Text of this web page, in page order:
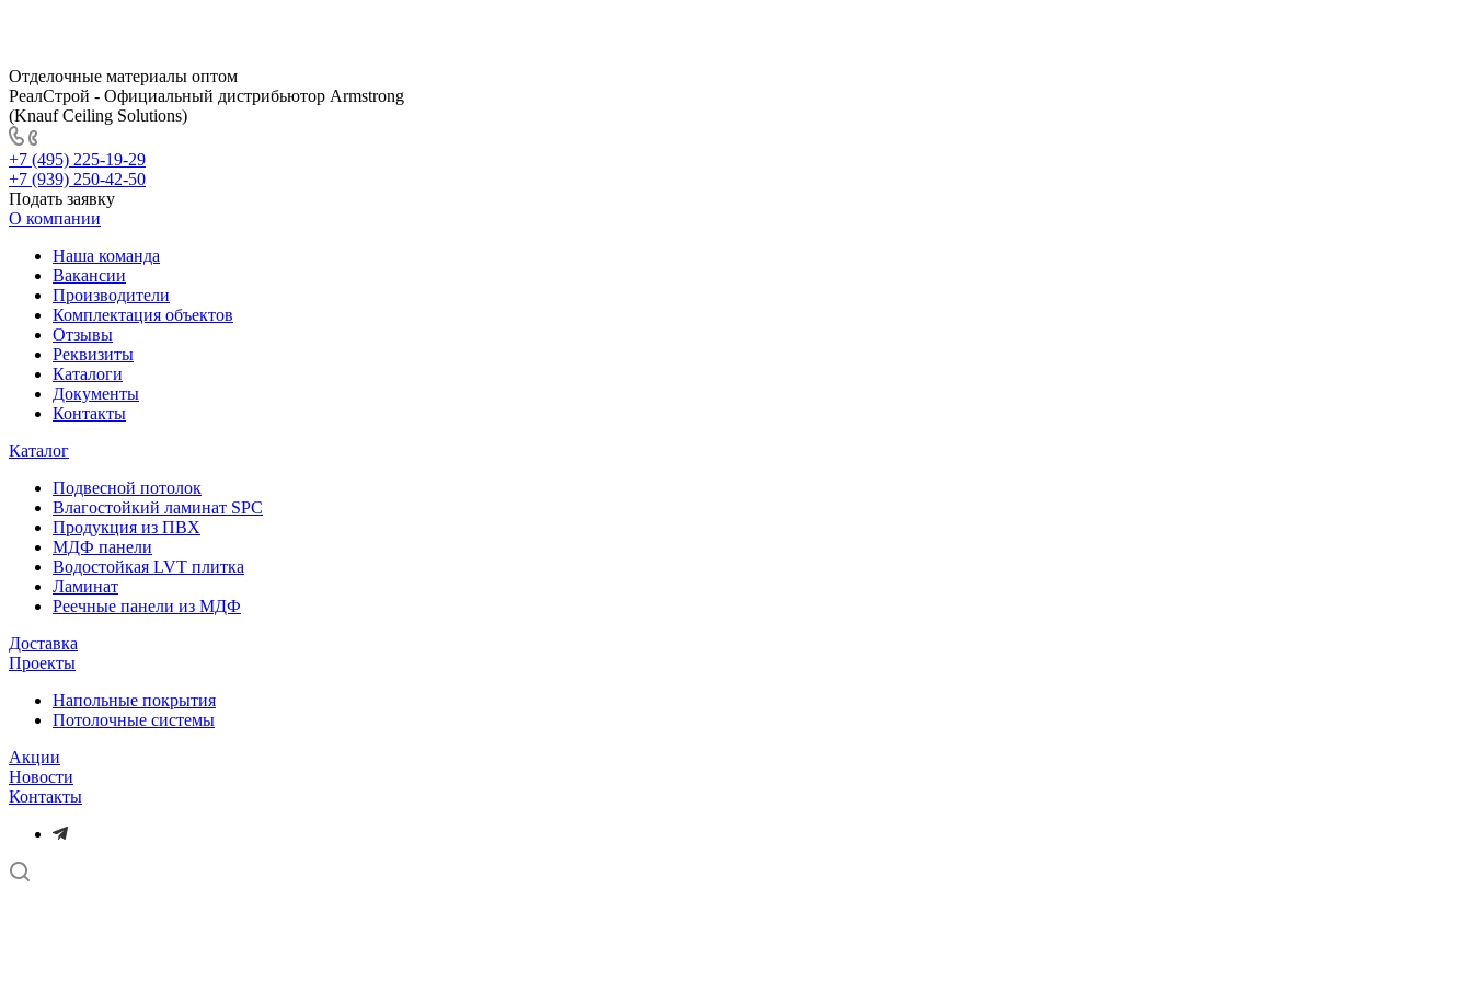
Отделочные материалы оптом
РеалСтрой - Официальный дистрибьютор Armstrong
(Knauf Ceiling Solutions)
+7 (495) 225-19-29
+7 (939) 250-42-50
Подать заявку
О компании
Наша команда
Вакансии
Производители
Комплектация объектов
Отзывы
Реквизиты
Каталоги
Документы
Контакты
Каталог
Подвесной потолок
Влагостойкий ламинат SPC
Продукция из ПВХ
МДФ панели
Водостойкая LVT плитка
Ламинат
Реечные панели из МДФ
Доставка
Проекты
Напольные покрытия
Потолочные системы
Акции
Новости
Контакты